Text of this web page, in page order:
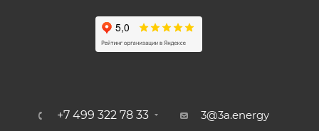
+7 499 322 78 33 3@3a.energy